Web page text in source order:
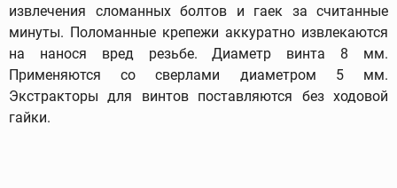
извлечения сломанных болтов и гаек за считанные
минуты. Поломанные крепежи аккуратно извлекаются
на нанося вред резьбе. Диаметр винта 8 мм.
Применяются со сверлами диаметром 5 мм.
Экстракторы для винтов поставляются без ходовой
гайки.